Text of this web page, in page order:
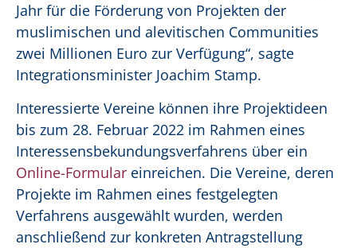
Jahr für die Förderung von Projekten der
muslimischen und alevitischen Communities
zwei Millionen Euro zur Verfügung“, sagte
Integrationsminister Joachim Stamp.
Interessierte Vereine können ihre Projektideen
bis zum 28. Februar 2022 im Rahmen eines
Interessensbekundungsverfahrens über ein
Online-Formular einreichen. Die Vereine, deren
Projekte im Rahmen eines festgelegten
Verfahrens ausgewählt wurden, werden
anschließend zur konkreten Antragstellung